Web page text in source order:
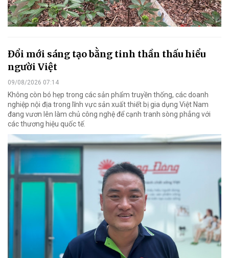
Đổi mới sáng tạo bằng tinh thần thấu hiểu
người Việt
09/08/2026 07:14
Không còn bó hẹp trong các sản phẩm truyền thống, các doanh
nghiệp nội địa trong lĩnh vực sản xuất thiết bị gia dụng Việt Nam
đang vươn lên làm chủ công nghệ để cạnh tranh sòng phẳng với
các thương hiệu quốc tế.